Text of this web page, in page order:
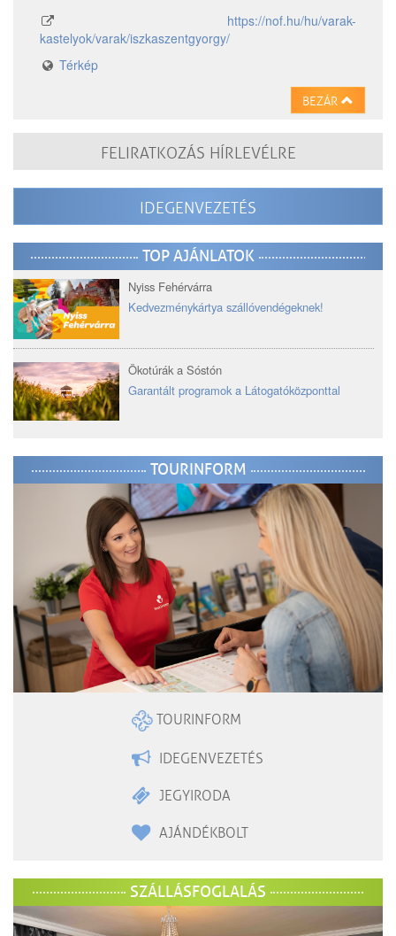
https://nof.hu/hu/varak-
kastelyok/varak/iszkaszentgyorgy/
Térkép
BEZÁR
FELIRATKOZÁS HÍRLEVÉLRE
IDEGENVEZETÉS
TOP AJÁNLATOK
Nyiss Fehérvárra
Kedvezménykártya szállóvendégeknek!
Ökotúrák a Sóstón
Garantált programok a Látogatóközponttal
TOURINFORM
TOURINFORM
IDEGENVEZETÉS
JEGYIRODA
AJÁNDÉKBOLT
SZÁLLÁSFOGLALÁS